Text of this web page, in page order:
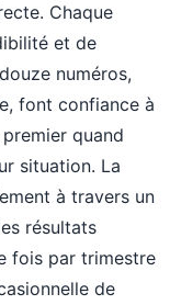
Chaque
et de
numéros,
font confiance à
quand
situation. La
à travers un
résultats
fois par trimestre
de